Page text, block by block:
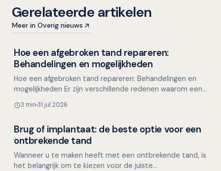
Gerelateerde artikelen
Meer in Overig nieuws
Overig nieuws
Hoe een afgebroken tand repareren:
Behandelingen en mogelijkheden
Hoe een afgebroken tand repareren: Behandelingen en
mogelijkheden Er zijn verschillende redenen waarom een
3 min 31 jul 2026
Overig nieuws
Brug of implantaat: de beste optie voor een
ontbrekende tand
Wanneer u te maken heeft met een ontbrekende tand, is
het belangrijk om te kiezen voor de juiste